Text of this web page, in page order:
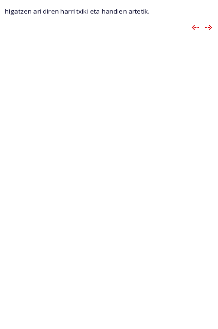
higatzen ari diren harri txiki eta handien artetik.